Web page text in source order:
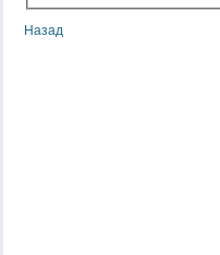
Назад